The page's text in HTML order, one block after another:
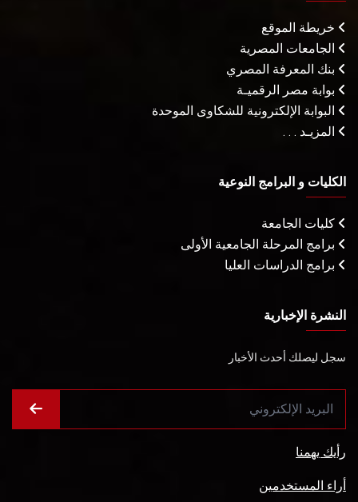
خريطة الموقع
الجامعات المصرية
بنك المعرفة المصري
بوابة مصر الرقميـة
البوابة الإلكترونية للشكاوى الموحدة
المزيـد . . .
الكليات و البرامج النوعية
كليات الجامعة
برامج المرحلة الجامعية الأولى
برامج الدراسات العليا
النشرة الإخبارية
سجل ليصلك أحدث الأخبار
رأيك يهمنا
أراء المستخدمين